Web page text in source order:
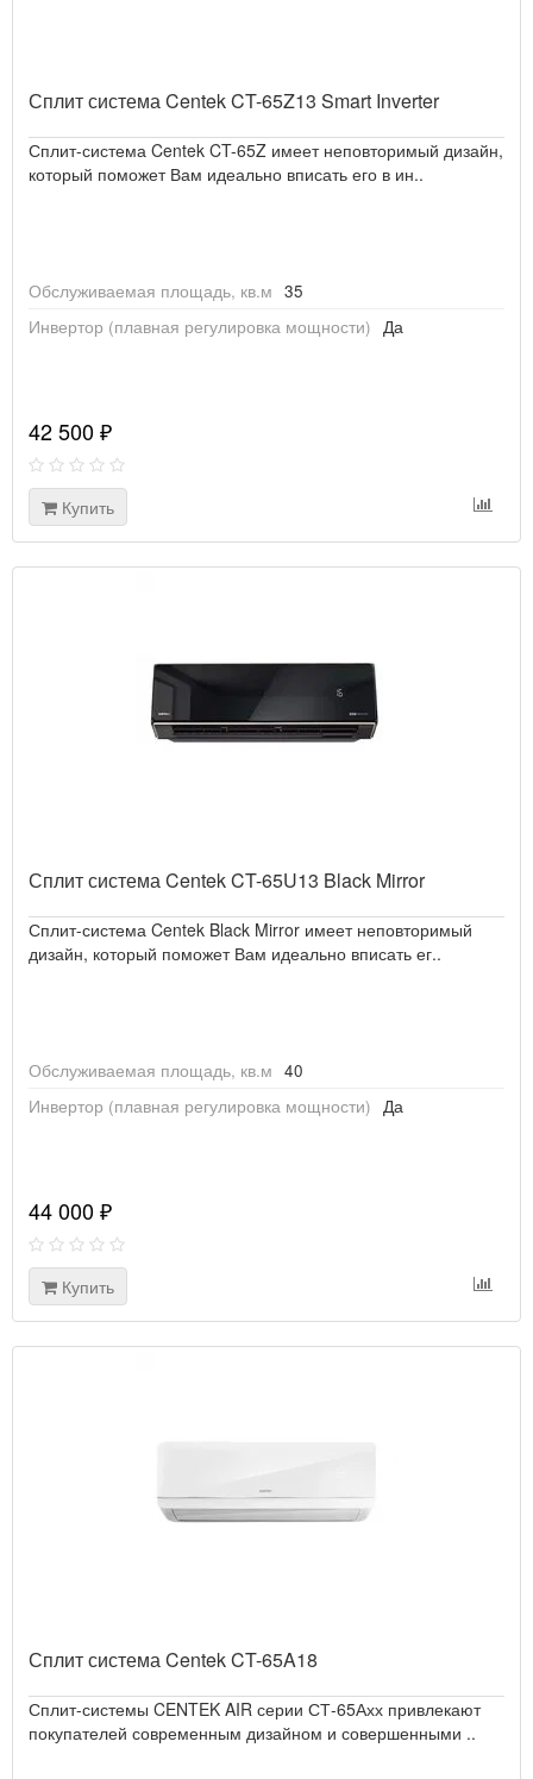
Сплит система Centek CT-65Z13 Smart Inverter
Сплит-система Centek CT-65Z имеет неповторимый дизайн,
который поможет Вам идеально вписать его в ин..
Обслуживаемая площадь, кв.м 35
Инвертор (плавная регулировка мощности) Да
42 500 ₽
Купить
Сплит система Centek CT-65U13 Black Mirror
Сплит-система Centek Black Mirror имеет неповторимый
дизайн, который поможет Вам идеально вписать ег..
Обслуживаемая площадь, кв.м 40
Инвертор (плавная регулировка мощности) Да
44 000 ₽
Купить
Сплит система Centek CT-65A18
Сплит-системы CENTEK AIR серии СТ-65Ахх привлекают
покупателей современным дизайном и совершенными ..